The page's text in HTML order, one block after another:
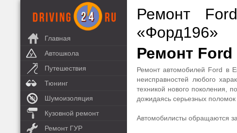
Главная
Автошкола
Путешествия
Тюнинг
Шумоизоляция
Кузовной ремонт
Ремонт ГУР
Ремонт
«Форд196»
Ремонт Ford
Ремонт автомобилей Ford в
неисправностей любого
техникой нового поколения,
дожидаясь серьезных поломок
Автомобилисты обращаются